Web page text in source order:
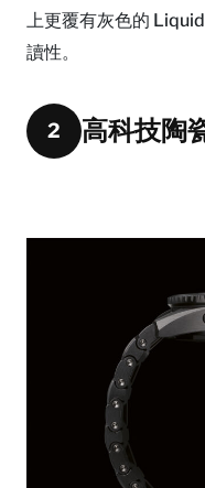
上更覆有灰色的
讀性。
2 高科技陶